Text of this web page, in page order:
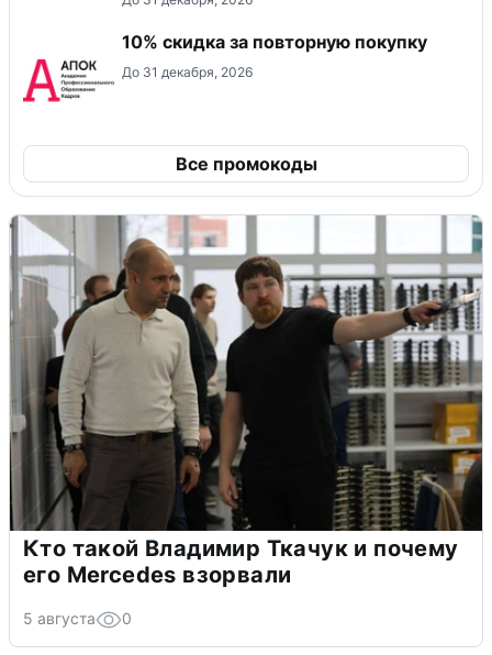
10% скидка за повторную покупку
До 31 декабря, 2026
Все промокоды
Кто такой Владимир Ткачук и почему
его Mercedes взорвали
5 августа 0